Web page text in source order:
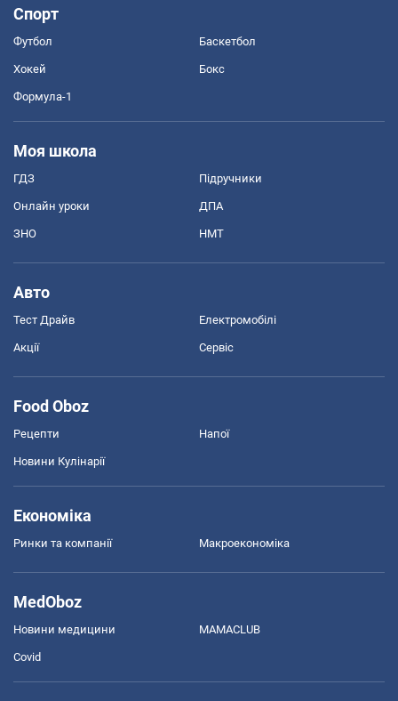
Спорт
Футбол Баскетбол
Хокей Бокс
Формула-1
Моя школа
ГДЗ Підручники
Онлайн уроки ДПА
ЗНО НМТ
Авто
Тест Драйв Електромобілі
Акції Сервіс
Food Oboz
Рецепти Напої
Новини Кулінарії
Економіка
Ринки та компанії Макроекономіка
MedOboz
Новини медицини MAMACLUB
Covid